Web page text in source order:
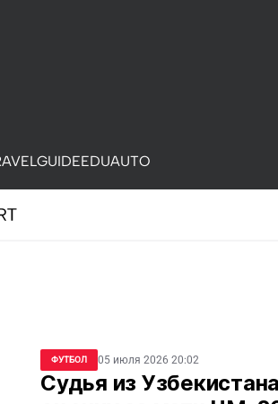
GUIDEEDUAUTO
ФУТБОЛ 05 июля 2026 20:02
Судья из